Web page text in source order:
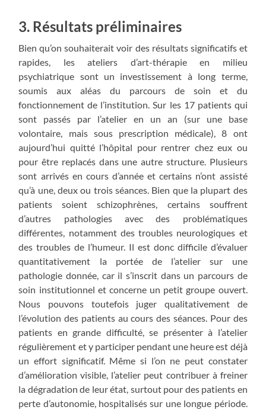
3. Résultats préliminaires
Bien qu’on souhaiterait voir des résultats significatifs et
rapides, les ateliers d’art-thérapie en milieu
psychiatrique sont un investissement à long terme,
soumis aux aléas du parcours de soin et du
fonctionnement de l’institution. Sur les 17 patients qui
sont passés par l’atelier en un an (sur une base
volontaire, mais sous prescription médicale), 8 ont
aujourd’hui quitté l’hôpital pour rentrer chez eux ou
pour être replacés dans une autre structure. Plusieurs
sont arrivés en cours d’année et certains n’ont assisté
qu’à une, deux ou trois séances. Bien que la plupart des
patients soient schizophrènes, certains souffrent
d’autres pathologies avec des problématiques
différentes, notamment des troubles neurologiques et
des troubles de l’humeur. Il est donc difficile d’évaluer
quantitativement la portée de l’atelier sur une
pathologie donnée, car il s’inscrit dans un parcours de
soin institutionnel et concerne un petit groupe ouvert.
Nous pouvons toutefois juger qualitativement de
l’évolution des patients au cours des séances. Pour des
patients en grande difficulté, se présenter à l’atelier
régulièrement et y participer pendant une heure est déjà
un effort significatif. Même si l’on ne peut constater
d’amélioration visible, l’atelier peut contribuer à freiner
la dégradation de leur état, surtout pour des patients en
perte d’autonomie, hospitalisés sur une longue période.